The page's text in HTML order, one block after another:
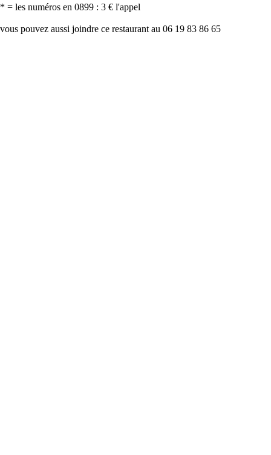
* = les numéros en 0899 : 3 € l'appel
vous pouvez aussi joindre ce restaurant au 06 19 83 86 65